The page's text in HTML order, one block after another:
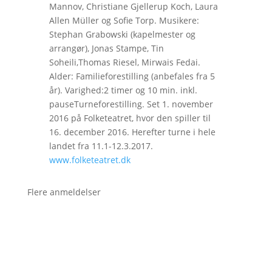
Mannov, Christiane Gjellerup Koch, Laura
Allen Müller og Sofie Torp. Musikere:
Stephan Grabowski (kapelmester og
arrangør), Jonas Stampe, Tin
Soheili,Thomas Riesel, Mirwais Fedai.
Alder: Familieforestilling (anbefales fra 5
år). Varighed:2 timer og 10 min. inkl.
pauseTurneforestilling. Set 1. november
2016 på Folketeatret, hvor den spiller til
16. december 2016. Herefter turne i hele
landet fra 11.1-12.3.2017.
www.folketeatret.dk
Flere anmeldelser